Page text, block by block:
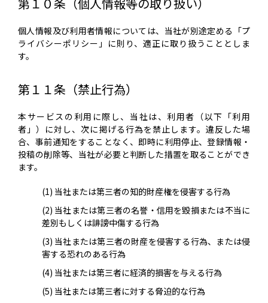
個人情報及び利用者情報については、当社が別途定める「プ
ライバシーポリシー」に則り、適正に取り扱うこととしま
す。
第１１条（禁止行為）
本サービスの利用に際し、当社は、利用者（以下「利用
者」）に対し、次に掲げる行為を禁止します。違反した場
合、事前通知をすることなく、即時に利用停止、登録情報・
投稿の削除等、当社が必要と判断した措置を取ることができ
ます。
当社または第三者の知的財産権を侵害する行為
当社または第三者の名誉・信用を毀損または不当に
差別もしくは誹謗中傷する行為
当社または第三者の財産を侵害する行為、または侵
害する恐れのある行為
当社または第三者に経済的損害を与える行為
当社または第三者に対する脅迫的な行為